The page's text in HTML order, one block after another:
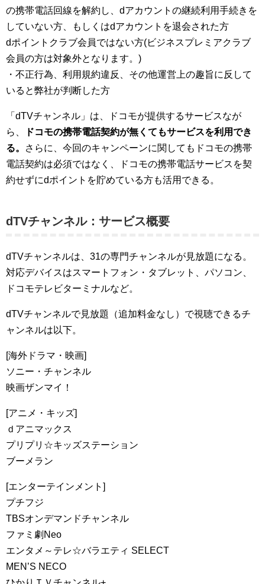
の携帯電話回線を解約し、dアカウントの継続利用手続きを
していない方、もしくはdアカウントを退会された方
dポイントクラブ会員ではない方(ビジネスプレミアクラブ
会員の方は対象外となります。)
・不正行為、利用規約違反、その他運営上の趣旨に反して
いると弊社が判断した方
「dTVチャンネル」は、ドコモが提供するサービスなが
ら、
ドコモの携帯電話契約が無くてもサービスを利用でき
る。
さらに、今回のキャンペーンに関してもドコモの携帯
電話契約は必須ではなく、ドコモの携帯電話サービスを契
約せずにdポイントを貯めている方も活用できる。
dTVチャンネル：サービス概要
dTVチャンネルは、31の専門チャンネルが見放題になる。
対応デバイスはスマートフォン・タブレット、パソコン、
ドコモテレビターミナルなど。
dTVチャンネルで見放題（追加料金なし）で視聴できるチ
ャンネルは以下。
[海外ドラマ・映画]
ソニー・チャンネル
映画ザンマイ！
[アニメ・キッズ]
ｄアニマックス
プリプリ☆キッズステーション
ブーメラン
[エンターテインメント]
プチフジ
TBSオンデマンドチャンネル
ファミ劇Neo
エンタメ～テレ☆バラエティ SELECT
MEN’S NECO